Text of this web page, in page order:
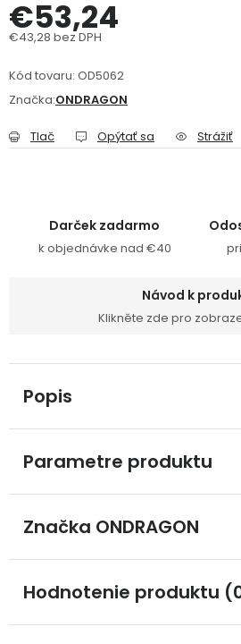
€53,24
€43,28 bez DPH
Kód tovaru: OD5062
Značka:ONDRAGON
Tlač Opýtať sa Strážiť
Darček zadarmo
k objednávke nad €40
Návod k
Klikněte zde pro
Popis
Parametre produktu
Značka ONDRAGON
Hodnotenie produktu